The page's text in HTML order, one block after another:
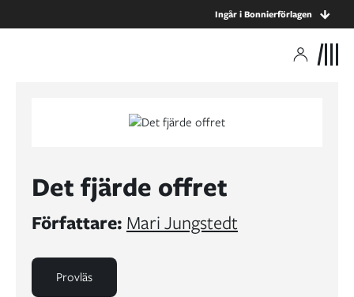
Ingår i Bonnierförlagen
Det fjärde offret
Författare: Mari Jungstedt
Provläs